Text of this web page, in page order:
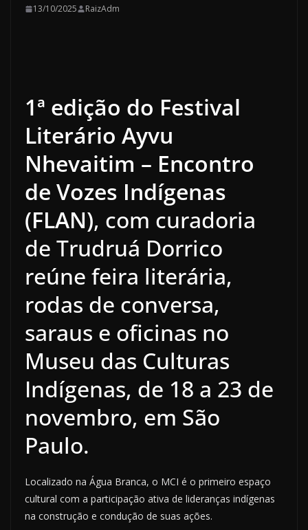
13/10/2025 RaizAdm
1ª edição do Festival
Literário Ayvu
Nhevaitim – Encontro
de Vozes Indígenas
(FLAN), com curadoria
de Trudruá Dorrico
reúne feira literária,
rodas de conversa,
saraus e oficinas no
Museu das Culturas
Indígenas, de 18 a 23 de
novembro, em São
Paulo.
Localizado na Água Branca, o MCI é o primeiro espaço
cultural com a participação ativa de lideranças indígenas
na construção e condução de suas ações.